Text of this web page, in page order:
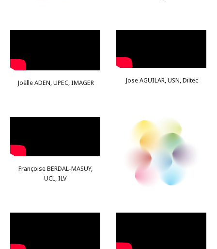
Joëlle ADEN, UPEC, IMAGER Jose AGUILAR, USN, Diltec
Françoise BERDAL-MASUY,
UCL, ILV